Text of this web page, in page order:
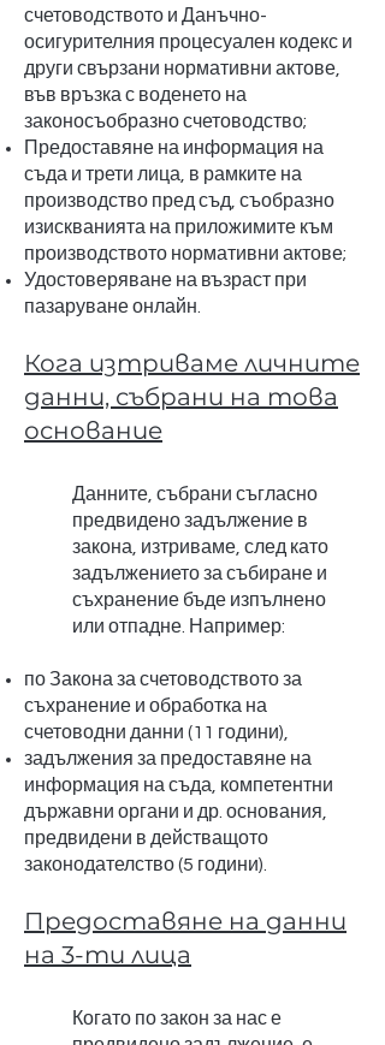
счетоводството и Данъчно-
осигурителния процесуален кодекс и
други свързани нормативни актове,
във връзка с воденето на
законосъобразно счетоводство;
Предоставяне на информация на
съда и трети лица, в рамките на
производство пред съд, съобразно
изискванията на приложимите към
производството нормативни актове;
Удостоверяване на възраст при
пазаруване онлайн.
Кога изтриваме личните
данни, събрани на това
основание
Данните, събрани съгласно
предвидено задължение в
закона, изтриваме, след като
задължението за събиране и
съхранение бъде изпълнено
или отпадне. Например:
по Закона за счетоводството за
съхранение и обработка на
счетоводни данни (11 години),
задължения за предоставяне на
информация на съда, компетентни
държавни органи и др. основания,
предвидени в действащото
законодателство (5 години).
Предоставяне на данни
на 3-ти лица
Когато по закон за нас е